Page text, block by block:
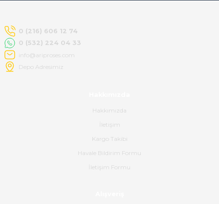
Havale ile odeme yaptim ve
tedirgindim ama saticinin
sonrasindaki iletisim ve
bilgilendirmesinden cok
memnun kaldim. Kesinlikle
tavsiye ederim.
0 (216) 606 12 74
0 (532) 224 04 33
info@ariproses.com
Depo Adresimiz
Hakkımızda
İletişim
Kargo Takibi
Havale Bildirim Formu
İletişim Formu